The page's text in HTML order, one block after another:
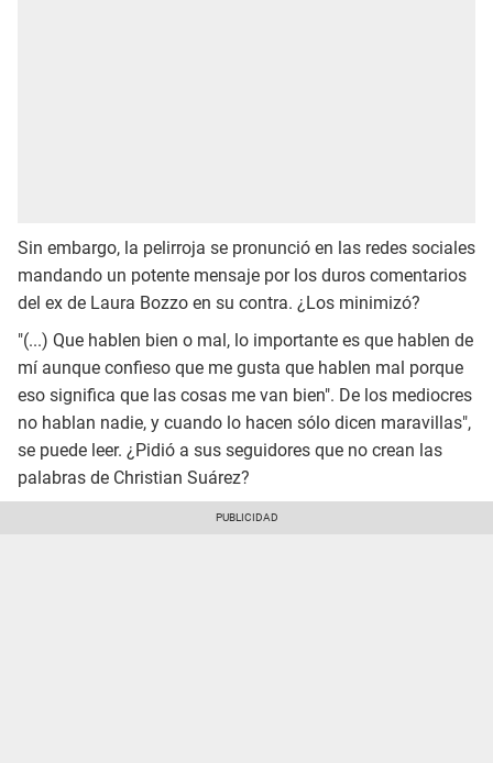
Sin embargo, la pelirroja se pronunció en las redes sociales
mandando un potente mensaje por los duros comentarios
del ex de Laura Bozzo en su contra. ¿Los minimizó?
"(...) Que hablen bien o mal, lo importante es que hablen de
mí aunque confieso que me gusta que hablen mal porque
eso significa que las cosas me van bien". De los mediocres
no hablan nadie, y cuando lo hacen sólo dicen maravillas",
se puede leer. ¿Pidió a sus seguidores que no crean las
palabras de Christian Suárez?